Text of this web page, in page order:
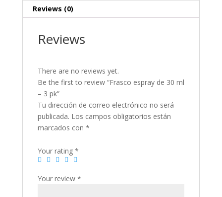
Reviews (0)
Reviews
There are no reviews yet.
Be the first to review “Frasco espray de 30 ml
– 3 pk”
Tu dirección de correo electrónico no será
publicada. Los campos obligatorios están
marcados con *
Your rating *
Your review *